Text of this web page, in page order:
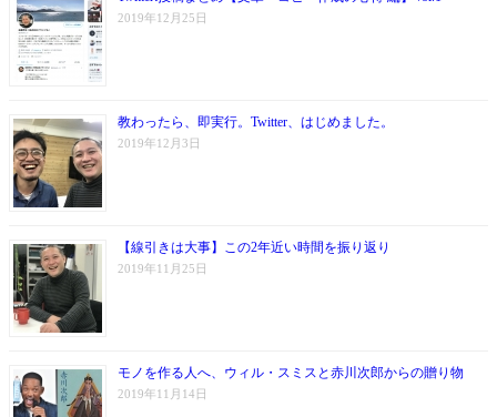
2019年12月25日
教わったら、即実行。Twitter、はじめました。
2019年12月3日
【線引きは大事】この2年近い時間を振り返り
2019年11月25日
モノを作る人へ、ウィル・スミスと赤川次郎からの贈り物
2019年11月14日